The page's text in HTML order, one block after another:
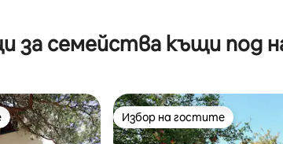
за семейства къщи под
на гостите Избор на гостите
Избор на гостите